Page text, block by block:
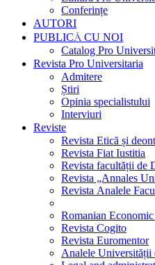
Conferințe
AUTORI
PUBLICĂ CU NOI
Catalog Pro
Revista Pro Universitaria
Admitere
Știri
Opinia specialistului
Interviuri
Reviste
Revista Etică și
Revista Fiat Iustitia
Revista facultății de
Revista „Annales
Revista Analele
Romanian
Revista Cogito
Revista Euromentor
Analele Universității